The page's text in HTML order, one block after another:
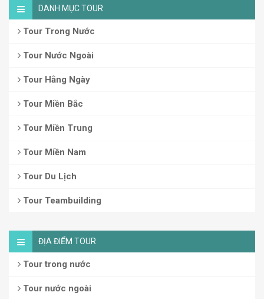
DANH MỤC TOUR
Tour Trong Nước
Tour Nước Ngoài
Tour Hằng Ngày
Tour Miền Bắc
Tour Miền Trung
Tour Miền Nam
Tour Du Lịch
Tour Teambuilding
ĐỊA ĐIỂM TOUR
Tour trong nước
Tour nước ngoài